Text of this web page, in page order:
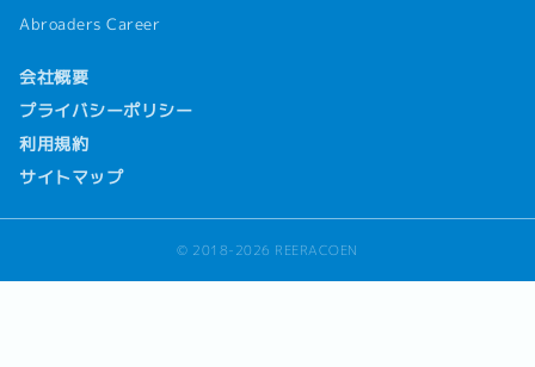
Abroaders Career
会社概要
プライバシーポリシー
利用規約
サイトマップ
© 2018-2026 REERACOEN